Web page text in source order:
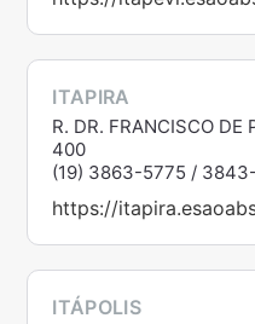
ITAPIRA
R. DR. FRANCISCO DE
400
(19) 3863-5775 /
https://
ITÁPOLIS